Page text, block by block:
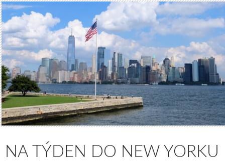
NA TÝDEN DO NEW YORKU